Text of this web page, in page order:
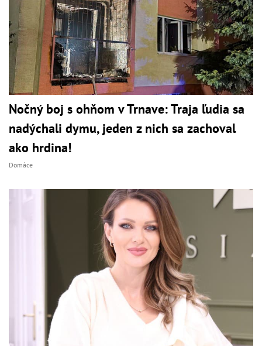
Nočný boj s ohňom v Trnave: Traja ľudia sa
nadýchali dymu, jeden z nich sa zachoval
ako hrdina!
Domáce